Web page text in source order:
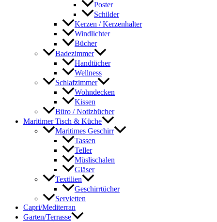
Poster
Schilder
Kerzen / Kerzenhalter
Windlichter
Bücher
Badezimmer
Handtücher
Wellness
Schlafzimmer
Wohndecken
Kissen
Büro / Notizbücher
Maritimer Tisch & Küche
Maritimes Geschirr
Tassen
Teller
Müslischalen
Gläser
Textilien
Geschirrtücher
Servietten
Capri/Mediterran
Garten/Terrasse